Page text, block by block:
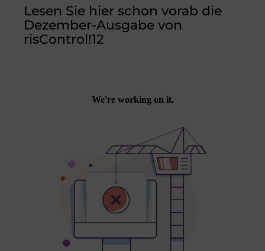
c
o
k ai tt
Lesen Sie hier schon vorab die
Dezember-Ausgabe von
risControl!12